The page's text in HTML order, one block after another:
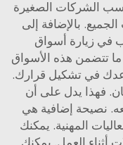
الصغيرة
بالإضافة إلى
أسواق
هذه الأسواق
تشكيل قرارك.
يدل على أن
إضافية هي
يمكنك